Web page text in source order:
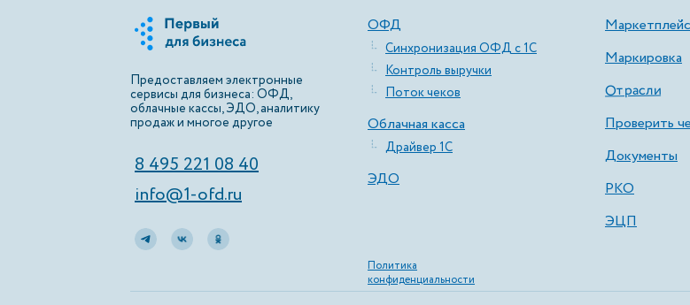
Политика
конфиденциальности
Предоставляем электронные
сервисы для бизнеса: ОФД,
облачные кассы, ЭДО, аналитику
продаж и многое другое
8 495 221 08 40
info@1-ofd.ru
Драйвер 1С
Облачная касса
Синхронизация ОФД с 1С
Контроль выручки
Поток чеков
ОФД
ЭДО
Маркетплейс
Маркировка
ЭЦП
РКО
Документы
Проверить
Отрасли